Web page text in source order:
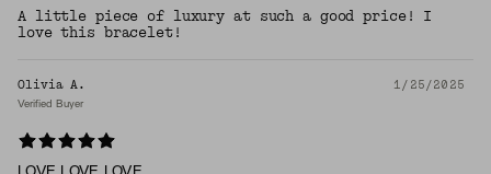
A little piece of luxury at such a good price! I
love this bracelet!
Olivia A. 1/25/2025
Verified Buyer